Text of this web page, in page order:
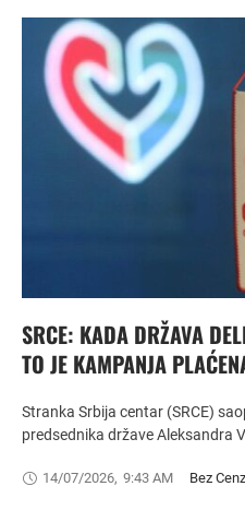
SRCE: KADA DRŽAVA
TO JE KAMPANJA
Stranka Srbija centar (SRCE)
predsednika države Aleksandra
14/07/2026, 9:43 AM Bez